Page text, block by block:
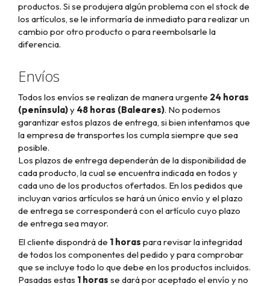
productos. Si se produjera algún problema con el stock de
los artículos, se le informaría de inmediato para realizar un
cambio por otro producto o para reembolsarle la
diferencia.
Envíos
Todos los envíos se realizan de manera urgente 24 horas
(península)y 48 horas (Baleares). No podemos
garantizar estos plazos de entrega, si bien intentamos que
la empresa de transportes los cumpla siempre que sea
posible.
Los plazos de entrega dependerán de la disponibilidad de
cada producto, la cual se encuentra indicada en todos y
cada uno de los productos ofertados. En los pedidos que
incluyan varios artículos se hará un único envío y el plazo
de entrega se corresponderá con el artículo cuyo plazo
de entrega sea mayor.
El cliente dispondrá de 1 horas para revisar la integridad
de todos los componentes del pedido y para comprobar
que se incluye todo lo que debe en los productos incluidos.
Pasadas estas 1 horas se dará por aceptado el envío y no